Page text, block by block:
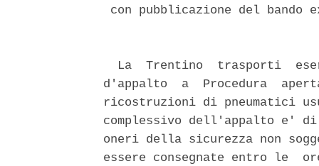
con pubblicazione del
La  Trentino  trasporti
d'appalto  a  Procedura
ricostruzioni di pneumatici
complessivo dell'appalto e'
oneri della sicurezza non
essere consegnate entro le